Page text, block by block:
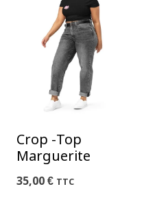
Crop -Top
Marguerite
35,00€ TTC